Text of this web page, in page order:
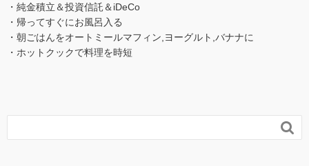
・純金積立＆投資信託＆iDeCo
・帰ってすぐにお風呂入る
・朝ごはんをオートミールマフィン,ヨーグルト,バナナに
・ホットクックで料理を時短
